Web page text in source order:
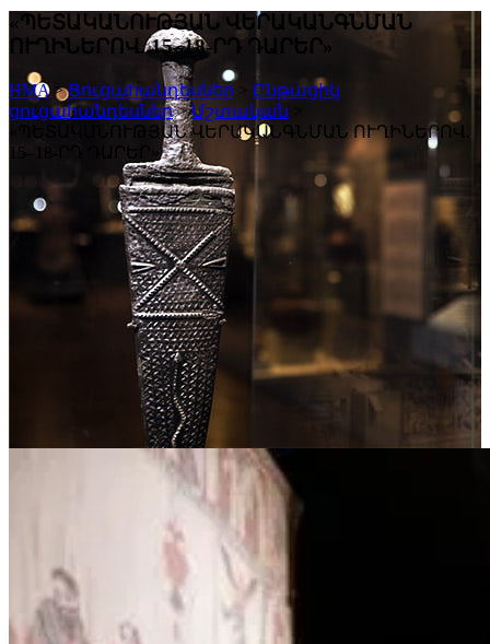
«ՊԵՏԱԿԱՆՈՒԹՅԱՆ ՎԵՐԱԿԱՆԳՆՄԱՆ
ՈՒՂԻՆԵՐՈՎ. 15–18-ՐԴ ԴԱՐԵՐ»
HMA>Ցուցահանդեսներ
Ընթացիկ
ցուցահանդեսներ>Մշտական
«ՊԵՏԱԿԱՆՈՒԹՅԱՆ ՎԵՐԱԿԱՆԳՆՄԱՆ ՈՒՂԻՆԵՐՈՎ.
15–18-ՐԴ ԴԱՐԵՐ»